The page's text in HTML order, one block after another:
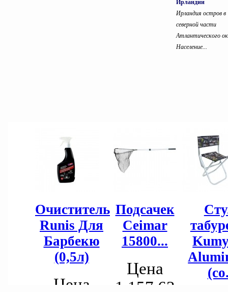
Ирландии
Ирландия остров в
северной части
Атлантического
Население...